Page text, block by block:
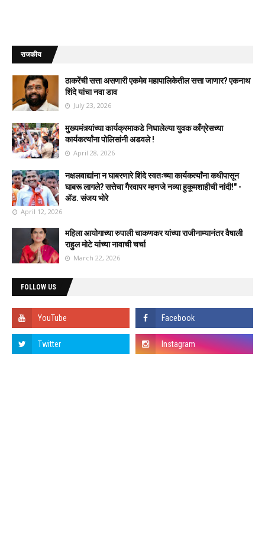
राजकीय
ठाकरेंची सत्ता असणारी एकमेव महापालिकेतील सत्ता जाणार? एकनाथ
शिंदे यांचा नवा डाव
July 23, 2026
मुख्यमंत्र्यांच्या कार्यक्रमाकडे निघालेल्या युवक काँग्रेसच्या
कार्यकर्त्यांना पोलिसांनी अडवले !
April 28, 2026
नक्षलवाद्यांना न घाबरणारे शिंदे स्वतःच्या कार्यकर्त्यांना कधीपासून
घाबरू लागले? सत्तेचा गैरवापर म्हणजे नव्या हुकूमशाहीची नांदी!" -
ॲड. संजय भोरे
April 12, 2026
महिला आयोगाच्या रुपाली चाकणकर यांच्या राजीनाम्यानंतर वैषाली
राहुल मोटे यांच्या नावाची चर्चा
March 22, 2026
FOLLOW US